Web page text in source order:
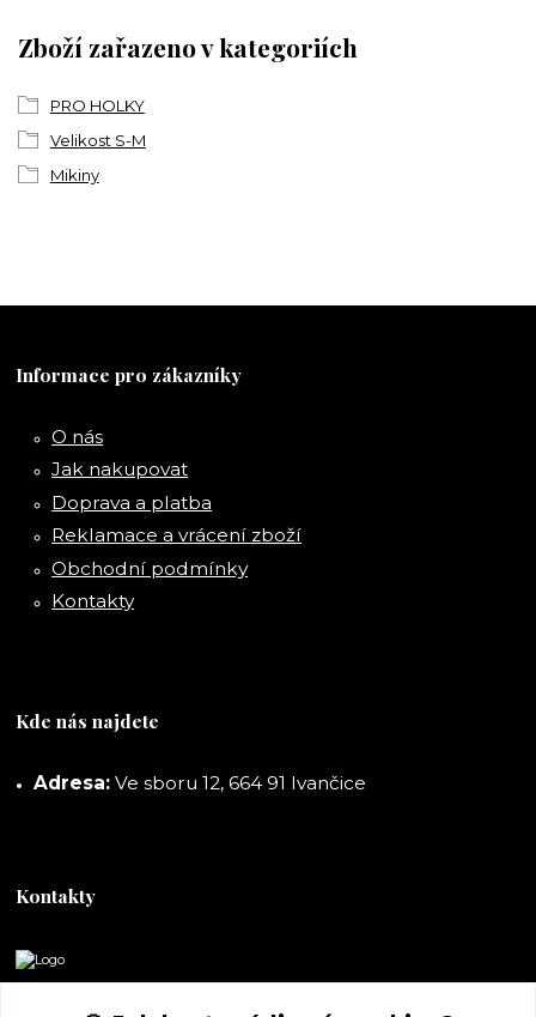
Zboží zařazeno v kategoriích
PRO HOLKY
Velikost S-M
Mikiny
Informace pro zákazníky
O nás
Jak nakupovat
Doprava a platba
Reklamace a vrácení zboží
Obchodní podmínky
Kontakty
Kde nás najdete
Adresa: Ve sboru 12, 664 91 Ivančice
Kontakty